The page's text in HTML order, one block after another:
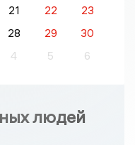
21 22
23
28 29
30
4 5 6
людей